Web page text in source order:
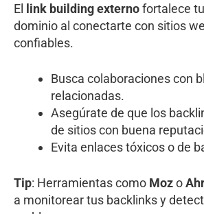
El link building externofortalece
dominio al conectarte con sitios
confiables.
Busca colaboraciones con
relacionadas.
Asegúrate de que los
de sitios con buena
Evita enlaces tóxicos o de
Tip: Herramientas como Mozo
a monitorear tus backlinks y